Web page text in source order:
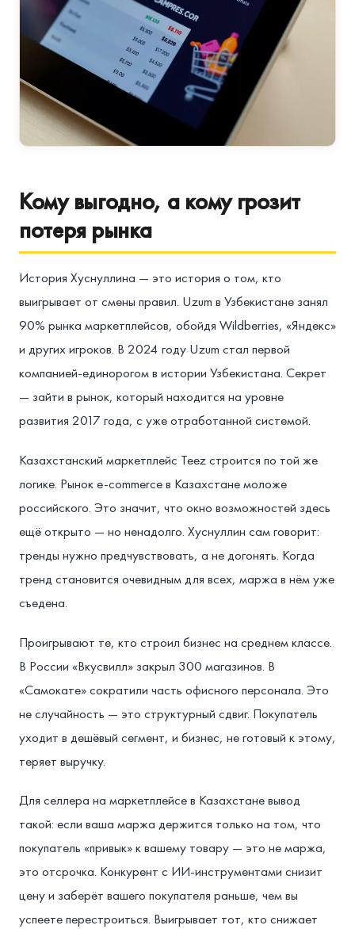
Кому выгодно, а кому грозит
потеря рынка
История Хуснуллина — это история о том, кто
выигрывает от смены правил. Uzum в Узбекистане занял
90% рынка маркетплейсов, обойдя Wildberries, «Яндекс»
и других игроков. В 2024 году Uzum стал первой
компанией-единорогом в истории Узбекистана. Секрет
— зайти в рынок, который находится на уровне
развития 2017 года, с уже отработанной системой.
Казахстанский маркетплейс Teez строится по той же
логике. Рынок e-commerce в Казахстане моложе
российского. Это значит, что окно возможностей здесь
ещё открыто — но ненадолго. Хуснуллин сам говорит:
тренды нужно предчувствовать, а не догонять. Когда
тренд становится очевидным для всех, маржа в нём уже
съедена.
Проигрывают те, кто строил бизнес на среднем классе.
В России «Вкусвилл» закрыл 300 магазинов. В
«Самокате» сократили часть офисного персонала. Это
не случайность — это структурный сдвиг. Покупатель
уходит в дешёвый сегмент, и бизнес, не готовый к этому,
теряет выручку.
Для селлера на маркетплейсе в Казахстане вывод
такой: если ваша маржа держится только на том, что
покупатель «привык» к вашему товару — это не маржа,
это отсрочка. Конкурент с ИИ-инструментами снизит
цену и заберёт вашего покупателя раньше, чем вы
успеете перестроиться. Выигрывает тот, кто снижает